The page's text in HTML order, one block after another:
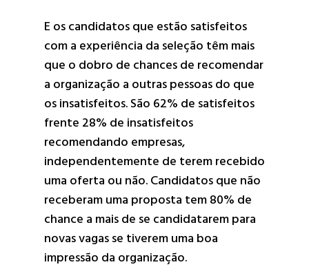
E os candidatos que estão satisfeitos
com a experiência da seleção têm mais
que o dobro de chances de recomendar
a organização a outras pessoas do que
os insatisfeitos. São 62% de satisfeitos
frente 28% de insatisfeitos
recomendando empresas,
independentemente de terem recebido
uma oferta ou não. Candidatos que não
receberam uma proposta tem 80% de
chance a mais de se candidatarem para
novas vagas se tiverem uma boa
impressão da organização.